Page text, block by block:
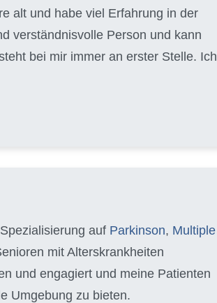
alt und habe viel Erfahrung in der
verständnisvolle Person und kann
bei mir immer an erster Stelle. Ich
auf Parkinson, Multiple
mit Alterskrankheiten
und engagiert und meine Patienten
Umgebung zu bieten.